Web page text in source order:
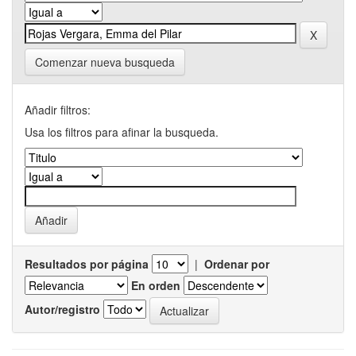
Comenzar nueva busqueda
Añadir filtros:
Usa los filtros para afinar la busqueda.
Resultados por página | Ordenar por
En orden
Autor/registro